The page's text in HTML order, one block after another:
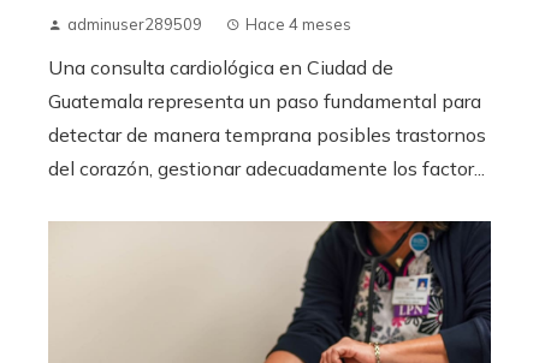
adminuser289509 Hace 4 meses
Una consulta cardiológica en Ciudad de
Guatemala representa un paso fundamental para
detectar de manera temprana posibles trastornos
del corazón, gestionar adecuadamente los factor...